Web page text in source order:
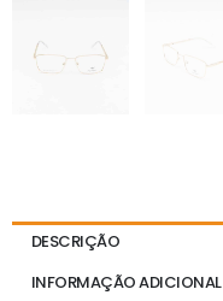
DESCRIÇÃO
INFORMAÇÃO ADICIONAL